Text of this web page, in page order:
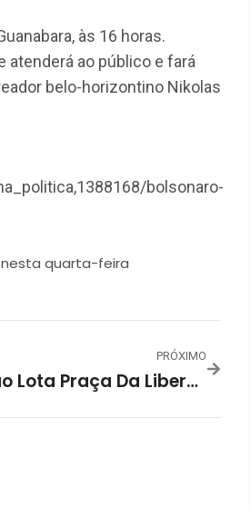
às 16 horas.
atenderá ao público e fará
belo-horizontino Nikolas
bolsonaro-
quarta-feira
PRÓXIMO
Bolsonaro Não Lota Praça Da Liberdade Em BH!